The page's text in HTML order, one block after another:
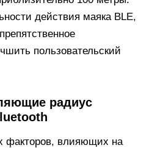
действия маяка BLE,
пользовательский
радиус
факторов, влияющих на